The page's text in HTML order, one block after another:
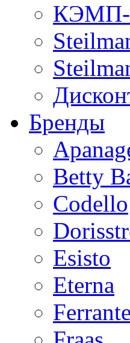
КЭМП-
Бренды
Betty
Codello
Esisto
Eterna
Ferrante